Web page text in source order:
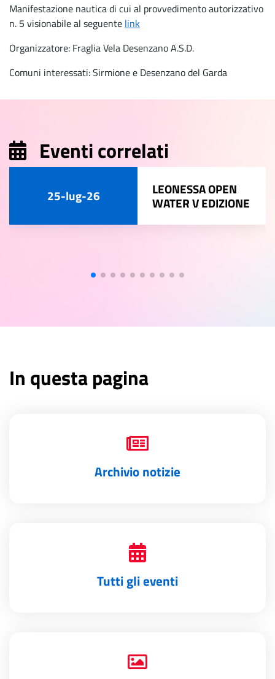
Manifestazione nautica di cui al provvedimento autorizzativo
n. 5 visionabile al seguente link
Organizzatore: Fraglia Vela Desenzano A.S.D.
Comuni interessati: Sirmione e Desenzano del Garda
Eventi correlati
25-lug-26 LEONESSA OPEN
WATER V EDIZIONE
In questa pagina
Archivio notizie
Tutti gli eventi